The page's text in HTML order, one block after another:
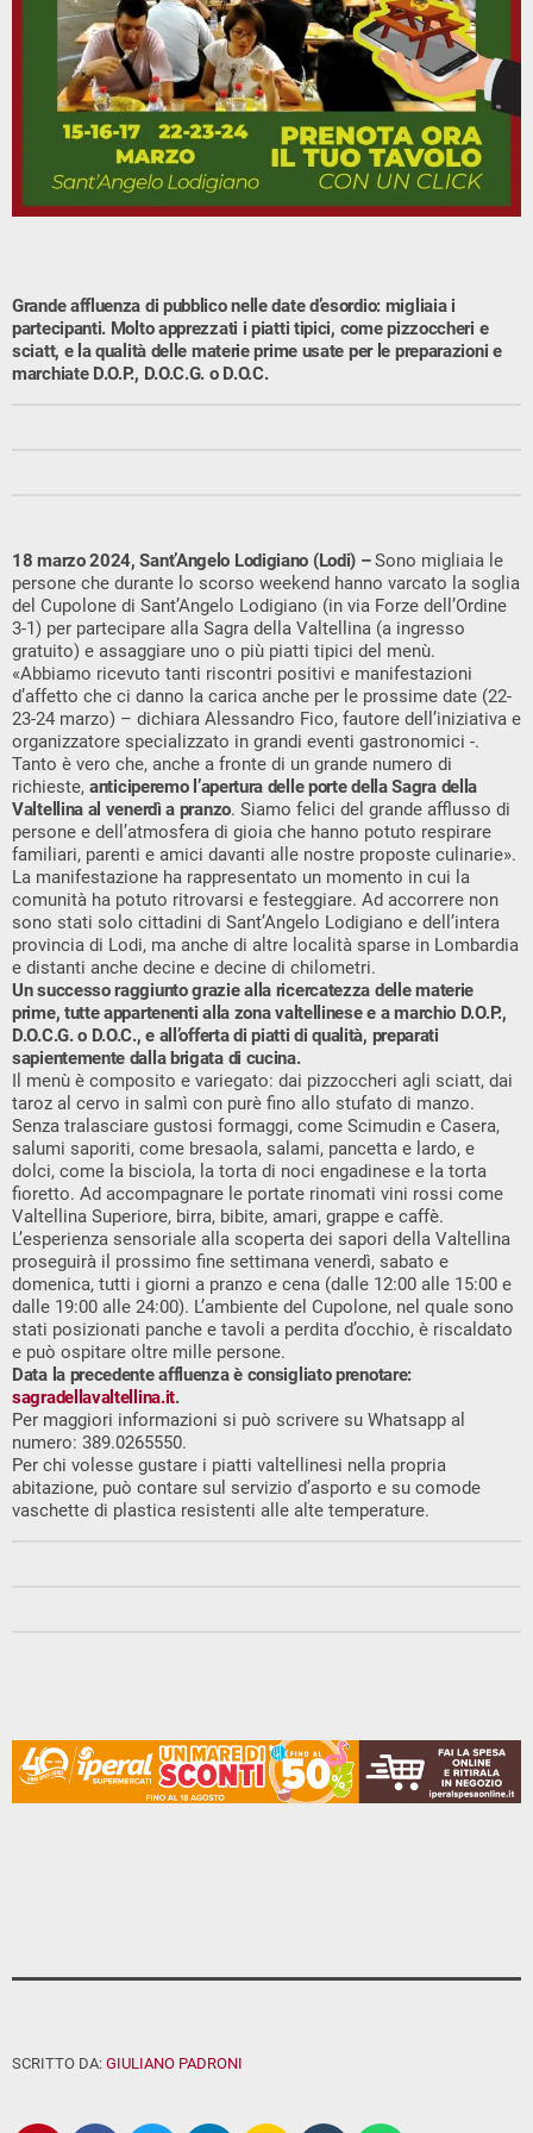
Grande affluenza di pubblico nelle date d’esordio: migliaia i
partecipanti. Molto apprezzati i piatti tipici, come pizzoccheri e
sciatt, e la qualità delle materie prime usate per le preparazioni e
marchiate D.O.P., D.O.C.G. o D.O.C.
18 marzo 2024, Sant’Angelo Lodigiano (Lodi) –Sono migliaia le
persone che durante lo scorso weekend hanno varcato la soglia
del Cupolone di Sant’Angelo Lodigiano (in via Forze dell’Ordine
3-1) per partecipare alla Sagra della Valtellina (a ingresso
gratuito) e assaggiare uno o più piatti tipici del menù.
«Abbiamo ricevuto tanti riscontri positivi e manifestazioni
d’affetto che ci danno la carica anche per le prossime date (22-
23-24 marzo) – dichiara Alessandro Fico, fautore dell’iniziativa e
organizzatore specializzato in grandi eventi gastronomici -.
Tanto è vero che, anche a fronte di un grande numero di
richieste, anticiperemo l’apertura delle porte della Sagra della
Valtellina al venerdì a pranzo. Siamo felici del grande afflusso di
persone e dell’atmosfera di gioia che hanno potuto respirare
familiari, parenti e amici davanti alle nostre proposte culinarie».
La manifestazione ha rappresentato un momento in cui la
comunità ha potuto ritrovarsi e festeggiare. Ad accorrere non
sono stati solo cittadini di Sant’Angelo Lodigiano e dell’intera
provincia di Lodi, ma anche di altre località sparse in Lombardia
e distanti anche decine e decine di chilometri.
Un successo raggiunto grazie alla ricercatezza delle materie
prime, tutte appartenenti alla zona valtellinese e a marchio D.O.P.,
D.O.C.G. o D.O.C., e all’offerta di piatti di qualità, preparati
sapientemente dalla brigata di cucina.
Il menù è composito e variegato: dai pizzoccheri agli sciatt, dai
taroz al cervo in salmì con purè fino allo stufato di manzo.
Senza tralasciare gustosi formaggi, come Scimudin e Casera,
salumi saporiti, come bresaola, salami, pancetta e lardo, e
dolci, come la bisciola, la torta di noci engadinese e la torta
fioretto. Ad accompagnare le portate rinomati vini rossi come
Valtellina Superiore, birra, bibite, amari, grappe e caffè.
L’esperienza sensoriale alla scoperta dei sapori della Valtellina
proseguirà il prossimo fine settimana venerdì, sabato e
domenica, tutti i giorni a pranzo e cena (dalle 12:00 alle 15:00 e
dalle 19:00 alle 24:00). L’ambiente del Cupolone, nel quale sono
stati posizionati panche e tavoli a perdita d’occhio, è riscaldato
e può ospitare oltre mille persone.
Data la precedente affluenza è consigliato prenotare:
sagradellavaltellina.it.
Per maggiori informazioni si può scrivere su Whatsapp al
numero: 389.0265550.
Per chi volesse gustare i piatti valtellinesi nella propria
abitazione, può contare sul servizio d’asporto e su comode
vaschette di plastica resistenti alle alte temperature.
SCRITTO DA: GIULIANO PADRONI